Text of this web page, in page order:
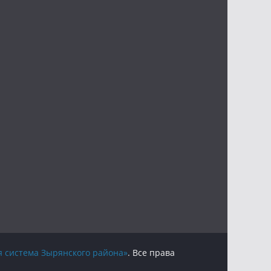
Зырянского района». Все права